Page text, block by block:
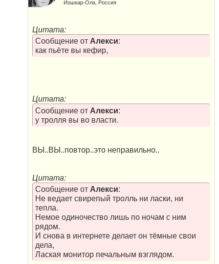
Йошкар-Ола, Россия
Цитата:
Сообщение от Алекси:
как пьёте вы кефир,
Цитата:
Сообщение от Алекси:
у тролля вы во власти.
ВЫ..ВЫ..повтор..это неправильно..
Цитата:
Сообщение от Алекси:
Не ведает свирепый тролль ни ласки, ни
тепла.
Немое одиночество лишь по ночам с ним
рядом.
И снова в интернете делает он тёмные свои
дела,
Лаская монитор печальным взглядом.